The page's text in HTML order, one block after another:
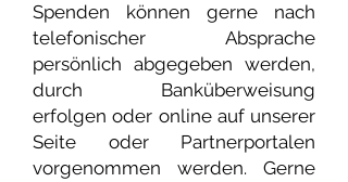
Spenden können gerne nach
telefonischer Absprache
persönlich abgegeben werden,
durch Banküberweisung
erfolgen oder online auf unserer
Seite oder Partnerportalen
vorgenommen werden. Gerne